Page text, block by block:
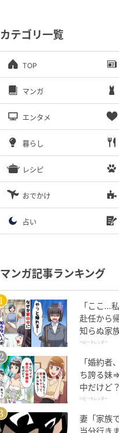
カテゴリ一覧
TOP
マンガ
エンタメ
暮らし
レシピ
おでかけ
占い
マンガ記事ランキング
「ここ…
赴任から
知らぬ家
は！？
ベビーカレンダー
「婚約
ち誇る妹
中だけど
勘違いとは
ベビーカレンダー
妻「家族
当分行き